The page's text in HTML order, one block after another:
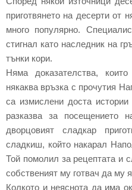
приготвянето на десерти от
много популярно.
стигнал като наследник на
тънки кори.
Няма доказателства,
някаква връзка с прочутия
са измислени доста
разказва за посещението
дворцовият сладкар
сладкиш, който накарал
Той помолил за рецептата и
собственият му готвач да му
Колкото и неяснота да има